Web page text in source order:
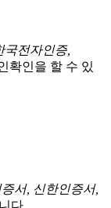
국전자인증,
확인을 할 수 있
서, 신한인증서,